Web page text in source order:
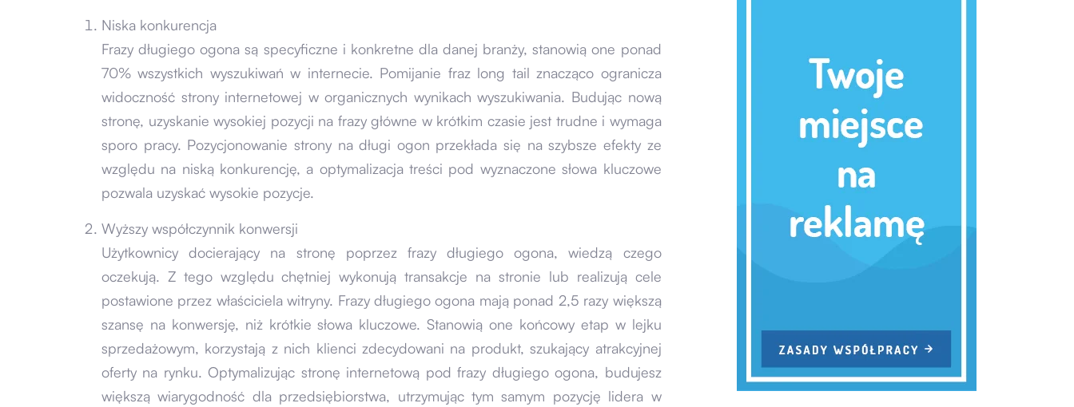
Niska konkurencja
Frazy długiego ogona są specyficzne i konkretne dla danej branży, stanowią one ponad
70% wszystkich wyszukiwań w internecie. Pomijanie fraz long tail znacząco ogranicza
widoczność strony internetowej w organicznych wynikach wyszukiwania. Budując nową
stronę, uzyskanie wysokiej pozycji na frazy główne w krótkim czasie jest trudne i wymaga
sporo pracy. Pozycjonowanie strony na długi ogon przekłada się na szybsze efekty ze
względu na niską konkurencję, a optymalizacja treści pod wyznaczone słowa kluczowe
pozwala uzyskać wysokie pozycje.
Wyższy współczynnik konwersji
Użytkownicy docierający na stronę poprzez frazy długiego ogona, wiedzą czego
oczekują. Z tego względu chętniej wykonują transakcje na stronie lub realizują cele
postawione przez właściciela witryny. Frazy długiego ogona mają ponad 2,5 razy większą
szansę na konwersję, niż krótkie słowa kluczowe. Stanowią one końcowy etap w lejku
sprzedażowym, korzystają z nich klienci zdecydowani na produkt, szukający atrakcyjnej
oferty na rynku. Optymalizując stronę internetową pod frazy długiego ogona, budujesz
większą wiarygodność dla przedsiębiorstwa, utrzymując tym samym pozycję lidera w